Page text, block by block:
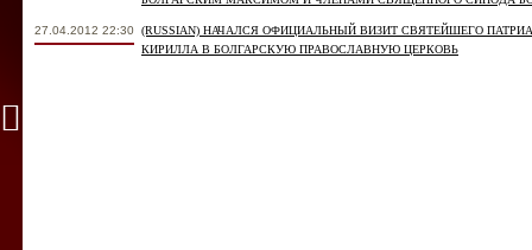
27.04.2012 22:30 (RUSSIAN) НАЧАЛСЯ ОФИЦИАЛЬНЫЙ ВИЗИТ СВЯТЕЙШЕГО
КИРИЛЛА В БОЛГАРСКУЮ ПРАВОСЛАВНУЮ ЦЕРКОВЬ